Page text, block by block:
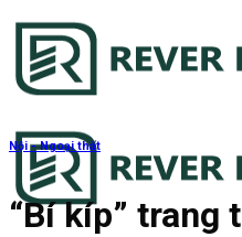
Bỏ
nội
Nội - Ngoại thất
“Bí kíp”